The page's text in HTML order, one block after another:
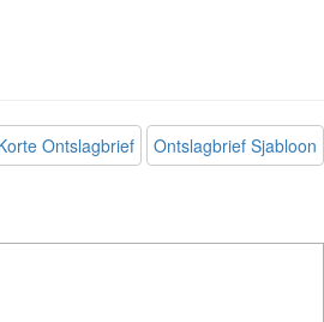
Ontslagbrief
Ontslagbrief Sjabloon